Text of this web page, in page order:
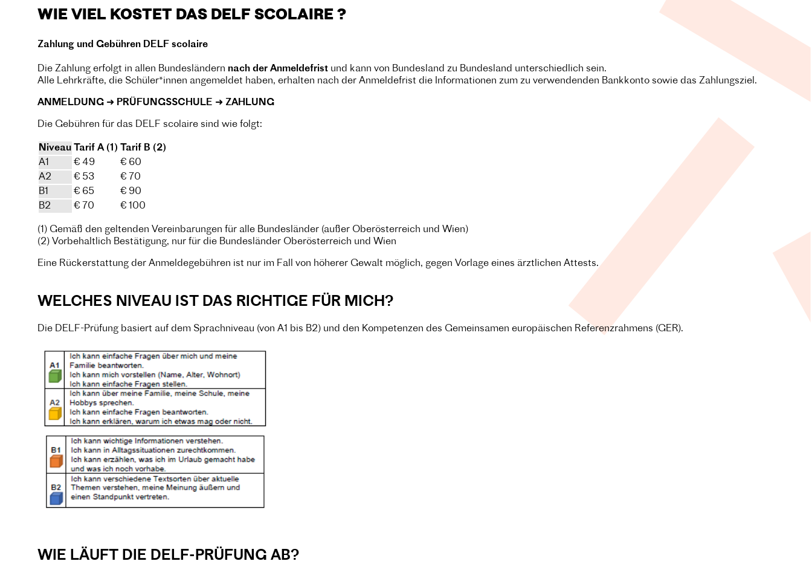
WIE VIEL KOSTET DAS DELF SCOLAIRE ?
Zahlung und Gebühren DELF scolaire
Die Zahlung erfolgt in allen Bundesländern nach der Anmeldefrist und kann von Bundesland zu Bundesland unterschiedlich sein.
Alle Lehrkräfte, die Schüler*innen angemeldet haben, erhalten nach der Anmeldefrist die Informationen zum zu verwendenden Bankkonto sowie das Zahlungsziel.
ANMELDUNG ➜ PRÜFUNGSSCHULE ➜ ZAHLUNG
Die Gebühren für das DELF scolaire sind wie folgt:
Niveau Tarif A (1)
Tarif B (2)
A1
€ 49
€ 60
A2
€ 53
€ 70
B1
€ 65
€ 90
B2
€ 70 € 100
(1) Gemäß den geltenden Vereinbarungen für alle Bundesländer (außer Oberösterreich und Wien)
(2) Vorbehaltlich Bestätigung, nur für die Bundesländer Oberösterreich und Wien
Eine Rückerstattung der Anmeldegebühren ist nur im Fall von höherer Gewalt möglich, gegen Vorlage eines ärztlichen Attests.
WELCHES NIVEAU IST DAS RICHTIGE FÜR MICH?
Die DELF-Prüfung basiert auf dem Sprachniveau (von A1 bis B2) und den Kompetenzen des Gemeinsamen europäischen Referenzrahmens (GER).
WIE LÄUFT DIE DELF-PRÜFUNG AB?